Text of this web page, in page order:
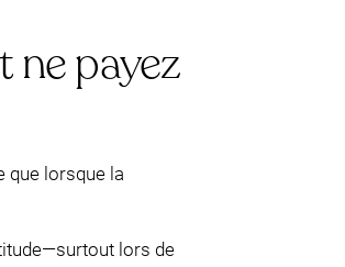
ne payez
que lorsque la
lors de